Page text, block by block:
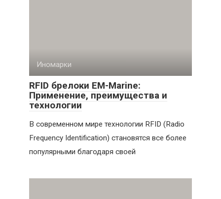
Иномарки
RFID брелоки EM-Marine:
Применение, преимущества и
технологии
В современном мире технологии RFID (Radio
Frequency Identification) становятся все более
популярными благодаря своей